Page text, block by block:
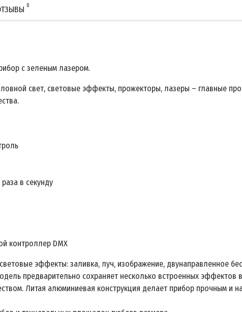
0
с зеленым лазером.
свет, световые эффекты, прожекторы, лазеры – главные
в секунду
контроллер DMX
эффекты: заливка, луч, изображение, двунаправленное
предварительно сохраняет несколько встроенных эффектов
Литая алюминиевая конструкция делает прибор прочным и